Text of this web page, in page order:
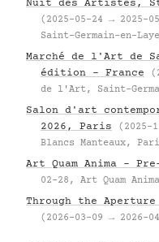
Nuit des Artistes, St
(2025-05-24 →
Saint-Germain-en-
Marché de l'Art de
édition – France
de l'Art, Saint-
Salon d'art
2026, Paris
(2025-
Blancs Manteaux,
Art Quam Anima –
02-28, Art Quam
Through the Aperture
(2026-03-09 → 2026-